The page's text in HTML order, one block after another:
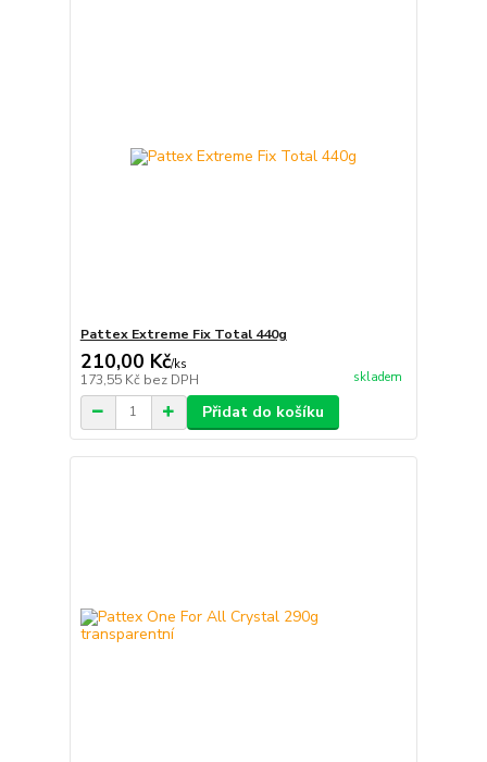
Pattex Extreme Fix Total 440g
210,00 Kč/ks
173,55 Kč bez DPH skladem
Přidat do košíku